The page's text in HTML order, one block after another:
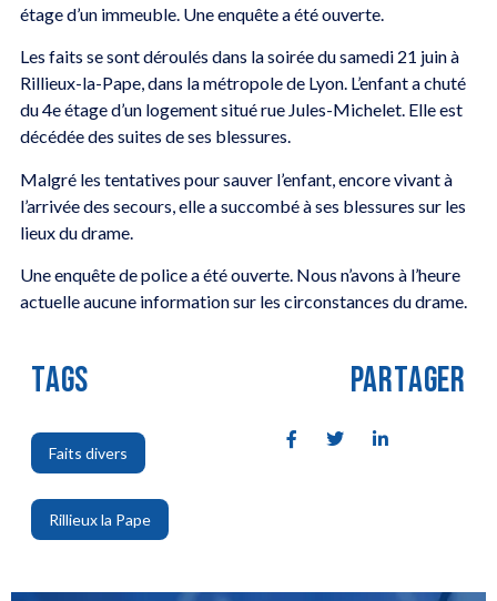
étage d’un immeuble. Une enquête a été ouverte.
Les faits se sont déroulés dans la soirée du samedi 21 juin à
Rillieux-la-Pape, dans la métropole de Lyon. L’enfant a chuté
du 4e étage d’un logement situé rue Jules-Michelet. Elle est
décédée des suites de ses blessures.
Malgré les tentatives pour sauver l’enfant, encore vivant à
l’arrivée des secours, elle a succombé à ses blessures sur les
lieux du drame.
Une enquête de police a été ouverte. Nous n’avons à l’heure
actuelle aucune information sur les circonstances du drame.
TAGS
Faits divers
,
Rillieux la Pape
PARTAGER